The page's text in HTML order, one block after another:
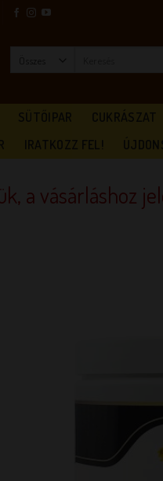
SÜTŐIPAR CUKRÁSZAT
IRATKOZZ FEL!
a vásárláshoz